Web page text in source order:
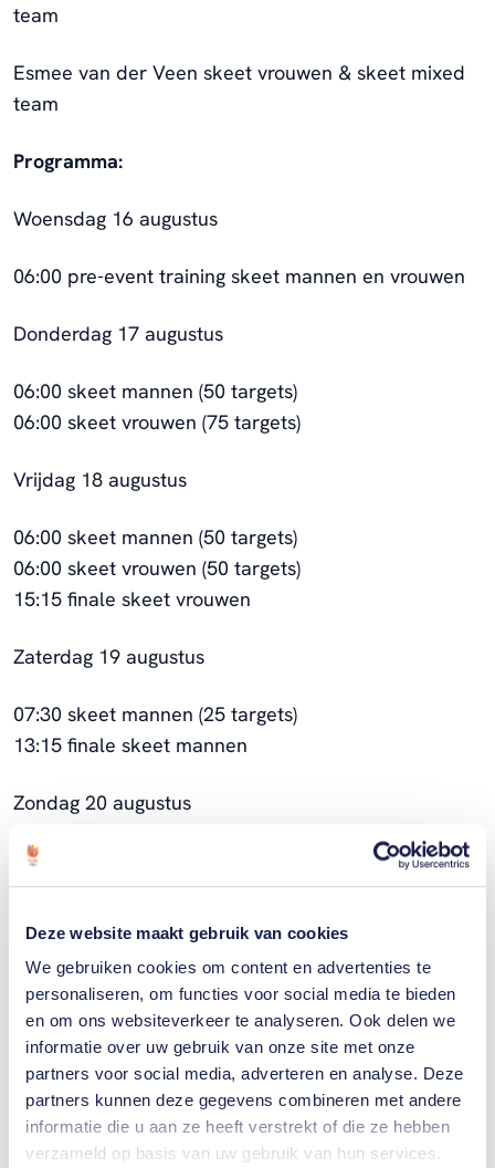
Deze website maakt gebruik van cookies
We gebruiken cookies om content en advertenties te
personaliseren, om functies voor social media te bieden
en om ons websiteverkeer te analyseren. Ook delen we
informatie over uw gebruik van onze site met onze
partners voor social media, adverteren en analyse. Deze
partners kunnen deze gegevens combineren met andere
informatie die u aan ze heeft verstrekt of die ze hebben
verzameld op basis van uw gebruik van hun services.
team
Esmee van der Veen skeet vrouwen & skeet mixed
team
Programma:
Woensdag 16 augustus
06:00 pre-event training skeet mannen en vrouwen
Donderdag 17 augustus
06:00 skeet mannen (50 targets)
06:00 skeet vrouwen (75 targets)
Vrijdag 18 augustus
06:00 skeet mannen (50 targets)
06:00 skeet vrouwen (50 targets)
15:15 finale skeet vrouwen
Zaterdag 19 augustus
07:30 skeet mannen (25 targets)
13:15 finale skeet mannen
Zondag 20 augustus
06:00 skeet mixed team (75 targets)
16:30 finale skeet mixed team
Gerelateerde sporters
Esmee
van
der
Veen